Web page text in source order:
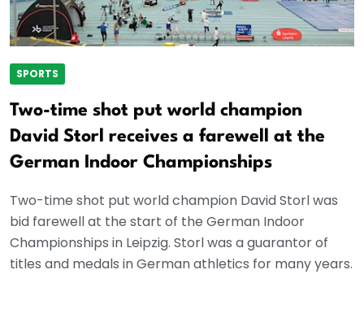
SPORTS
Two-time shot put world champion
David Storl receives a farewell at the
German Indoor Championships
Two-time shot put world champion David Storl was
bid farewell at the start of the German Indoor
Championships in Leipzig. Storl was a guarantor of
titles and medals in German athletics for many years.